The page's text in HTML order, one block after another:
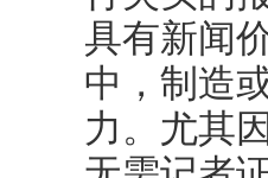
具有新闻
中，制造
力。尤其